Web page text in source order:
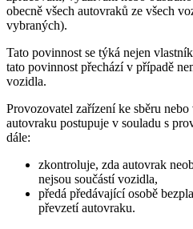
obecně všech autovraků ze všech
vybraných).
Tato povinnost se týká nejen
tato povinnost přechází v případě
vozidla.
Provozovatel zařízení ke sběru
autovraku postupuje v souladu s
dále:
zkontroluje, zda autovrak
nejsou součástí vozidla,
předá předávající osobě
převzetí autovraku.